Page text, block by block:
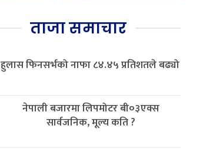
ताजा समाचार
हुलास फिनसर्भको नाफा ८४.४५ प्रतिशतले बढ्यो
नेपाली बजारमा लिपमोटर बी०३एक्स
सार्वजनिक, मूल्य कति ?